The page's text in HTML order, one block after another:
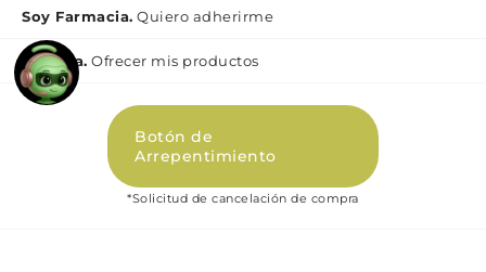
Nutrición & Deporte
Bebé y maternidad
Perfumes y Fragancias
Puntos de retiro
Contacto
Medios de pago
Como comprar
Preguntas Frecuentes Beauty
Términos y condiciones Beauty
Promociones
Políticas de Privacidad Beauty
Soy Farmacia. Quiero adherirme
Mi lìnea. Ofrecer mis productos
Botón de
Arrepentimiento
*Solicitud de cancelación de compra